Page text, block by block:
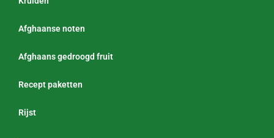
Afghaanse noten
Afghaans gedroogd fruit
Recept paketten
Rijst